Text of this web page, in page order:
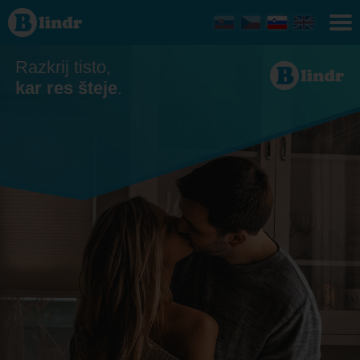
Zmenkovati
Razkrij tisto,
kar res šteje.